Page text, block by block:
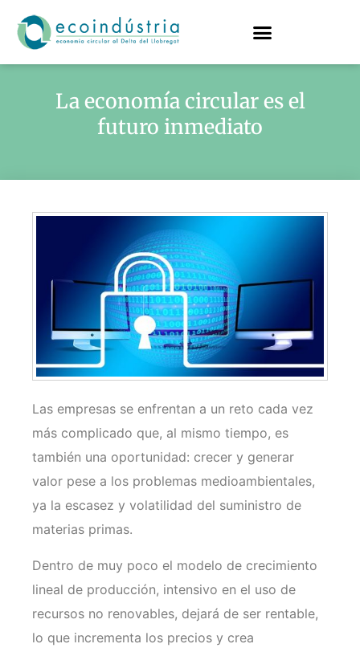
La economía circular es el
futuro inmediato
Las empresas se enfrentan a un reto cada vez
más complicado que, al mismo tiempo, es
también una oportunidad: crecer y generar
valor pese a los problemas medioambientales,
ya la escasez y volatilidad del suministro de
materias primas.
Dentro de muy poco el modelo de crecimiento
lineal de producción, intensivo en el uso de
recursos no renovables, dejará de ser rentable,
lo que incrementa los precios y crea